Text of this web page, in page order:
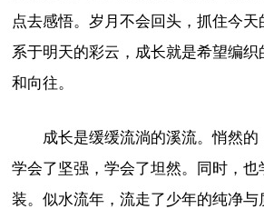
点去感悟。岁月不会回头，抓住今
系于明天的彩云，成长就是希望编
和向往。
成长是缓缓流淌的溪流。悄然的
学会了坚强，学会了坦然。同时，也
装。似水流年，流走了少年的纯净